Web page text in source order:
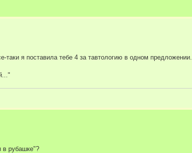
таки я поставила тебе 4 за тавтологию в одном предложении.
в рубашке"?